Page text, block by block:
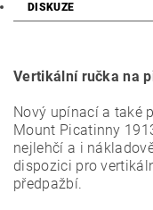
DISKUZE
Vertikální ručka na
Nový upínací a také
Mount Picatinny
nejlehčí a i
dispozici pro
předpažbí.